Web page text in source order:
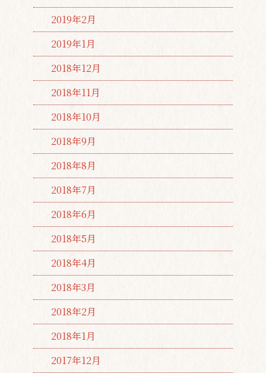
2019年2月
2019年1月
2018年12月
2018年11月
2018年10月
2018年9月
2018年8月
2018年7月
2018年6月
2018年5月
2018年4月
2018年3月
2018年2月
2018年1月
2017年12月